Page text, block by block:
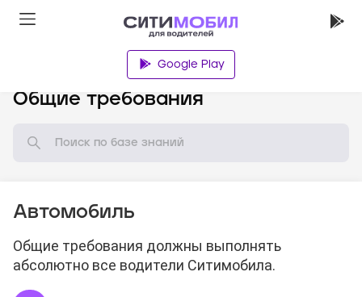
Google Play
Общие требования
Автомобиль
Общие требования должны выполнять
абсолютно все водители Ситимобила.